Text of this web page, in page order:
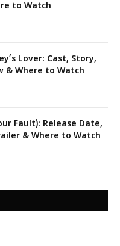
to Watch
Lover: Cast, Story,
& Where to Watch
Fault): Release Date,
& Where to Watch